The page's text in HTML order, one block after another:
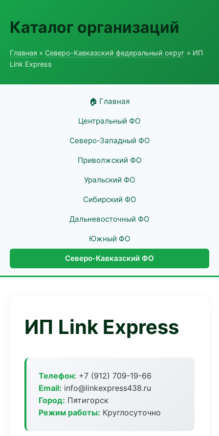
Каталог организаций
Главная » Северо-Кавказский федеральный округ » ИП
Link Express
🏠 Главная
Центральный ФО
Северо-Западный ФО
Приволжский ФО
Уральский ФО
Сибирский ФО
Дальневосточный ФО
Южный ФО
Северо-Кавказский ФО
ИП Link Express
Телефон: +7 (912) 709-19-66
Email: info@linkexpress438.ru
Город: Пятигорск
Режим работы: Круглосуточно